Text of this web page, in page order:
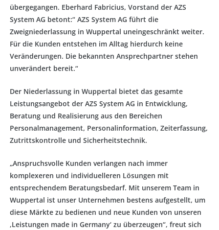
übergegangen. Eberhard Fabricius, Vorstand der AZS
System AG betont:“ AZS System AG führt die
Zweigniederlassung in Wuppertal uneingeschränkt weiter.
Für die Kunden entstehen im Alltag hierdurch keine
Veränderungen. Die bekannten Ansprechpartner stehen
unverändert bereit.“
Der Niederlassung in Wuppertal bietet das gesamte
Leistungsangebot der AZS System AG in Entwicklung,
Beratung und Realisierung aus den Bereichen
Personalmanagement, Personalinformation, Zeiterfassung,
Zutrittskontrolle und Sicherheitstechnik.
„Anspruchsvolle Kunden verlangen nach immer
komplexeren und individuelleren Lösungen mit
entsprechendem Beratungsbedarf. Mit unserem Team in
Wuppertal ist unser Unternehmen bestens aufgestellt, um
diese Märkte zu bedienen und neue Kunden von unseren
‚Leistungen made in Germany‘ zu überzeugen“, freut sich